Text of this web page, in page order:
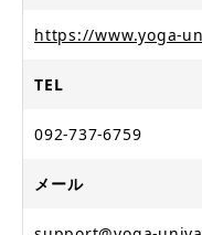
https://www.yoga-
TEL
092-737-6759
メール